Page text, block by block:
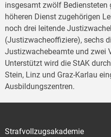
insgesamt zwölf Bediensteten
höheren Dienst zugehörigen
noch drei leitende
(Justizwacheoffiziere), sechs
Justizwachebeamte und zwei
Unterstützt wird die StAK
Stein, Linz und Graz-Karlau
Ausbildungszentren.
Strafvollzugsakademie